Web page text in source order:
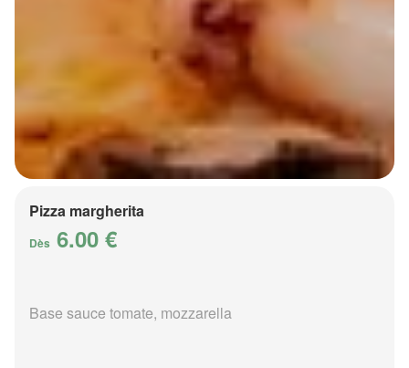
Pizza margherita
Dès 6.00 €
Base sauce tomate, mozzarella